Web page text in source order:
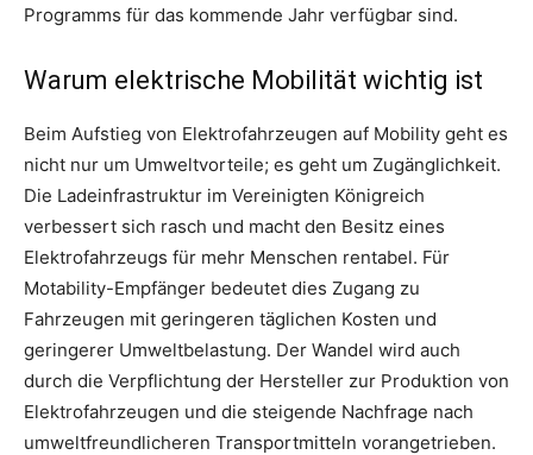
Programms für das kommende Jahr verfügbar sind.
Warum elektrische Mobilität wichtig ist
Beim Aufstieg von Elektrofahrzeugen auf Mobility geht es
nicht nur um Umweltvorteile; es geht um Zugänglichkeit.
Die Ladeinfrastruktur im Vereinigten Königreich
verbessert sich rasch und macht den Besitz eines
Elektrofahrzeugs für mehr Menschen rentabel. Für
Motability-Empfänger bedeutet dies Zugang zu
Fahrzeugen mit geringeren täglichen Kosten und
geringerer Umweltbelastung. Der Wandel wird auch
durch die Verpflichtung der Hersteller zur Produktion von
Elektrofahrzeugen und die steigende Nachfrage nach
umweltfreundlicheren Transportmitteln vorangetrieben.